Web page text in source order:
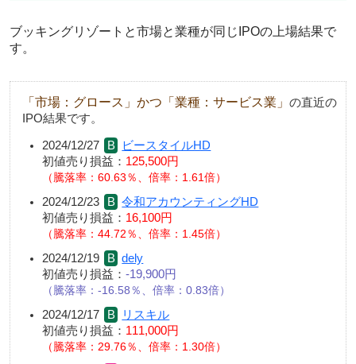
ブッキングリゾートと市場と業種が同じIPOの上場結果で
す。
「市場：グロース」かつ「業種：サービス業」 の直近の
IPO結果です。
2024/12/27
ビースタイルHD
初値売り損益： 125,500円
騰落率：60.63％、倍率：1.61倍
2024/12/23
令和アカウンティングHD
初値売り損益： 16,100円
騰落率：44.72％、倍率：1.45倍
2024/12/19
dely
初値売り損益： -19,900円
騰落率：-16.58％、倍率：0.83倍
2024/12/17
リスキル
初値売り損益： 111,000円
騰落率：29.76％、倍率：1.30倍